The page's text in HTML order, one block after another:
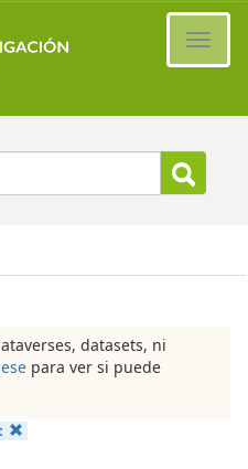
datasets, ni
para ver si puede